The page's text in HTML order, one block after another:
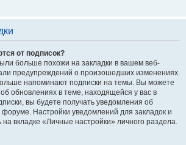
от подписок?
больше похожи на закладки в вашем веб-
предупреждений о произошедших изменениях.
напоминают подписки на темы. Вы можете
обновлениях в теме, находящейся у вас в
вы будете получать уведомления об
Настройки уведомлений для закладок и
вкладке «Личные настройки» личного раздела.